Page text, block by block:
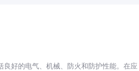
好的电气、机械、防火和防护性能。在应